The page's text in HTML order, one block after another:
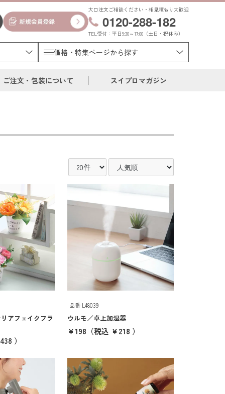
大口注文ご相談ください・相見積もり大歓迎
0120-288-182
TEL受付：平日9:30～17:00（土日・祝休み）
価格・特集ページから探す
ご注文・包装について スイプロマガジン
アフェイクフラ
）
品番 L48039
ウルモ／卓上加湿器
￥198 （税込 ￥218 ）